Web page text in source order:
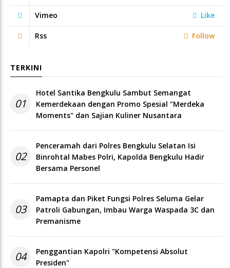
Vimeo Like
Rss Follow
TERKINI
01
Hotel Santika Bengkulu Sambut Semangat
Kemerdekaan dengan Promo Spesial "Merdeka
Moments" dan Sajian Kuliner Nusantara
02
Penceramah dari Polres Bengkulu Selatan Isi
Binrohtal Mabes Polri, Kapolda Bengkulu Hadir
Bersama Personel
03
Pamapta dan Piket Fungsi Polres Seluma Gelar
Patroli Gabungan, Imbau Warga Waspada 3C dan
Premanisme
04
Penggantian Kapolri "Kompetensi Absolut
Presiden"